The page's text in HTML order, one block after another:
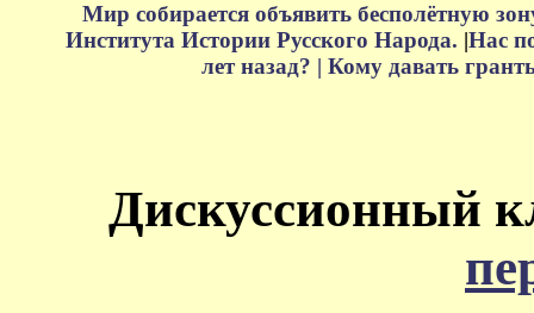
Мир собирается объявить бесполётную
Института Истории Русского Народа. |Нас
лет назад? | Кому давать
Дискуссионный